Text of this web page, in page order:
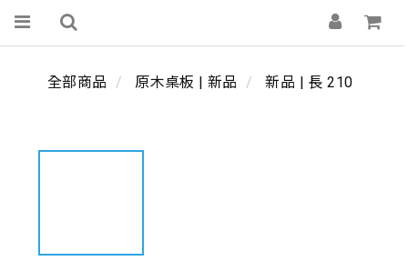
全部商品 原木桌板 | 新品 新品 | 長 210